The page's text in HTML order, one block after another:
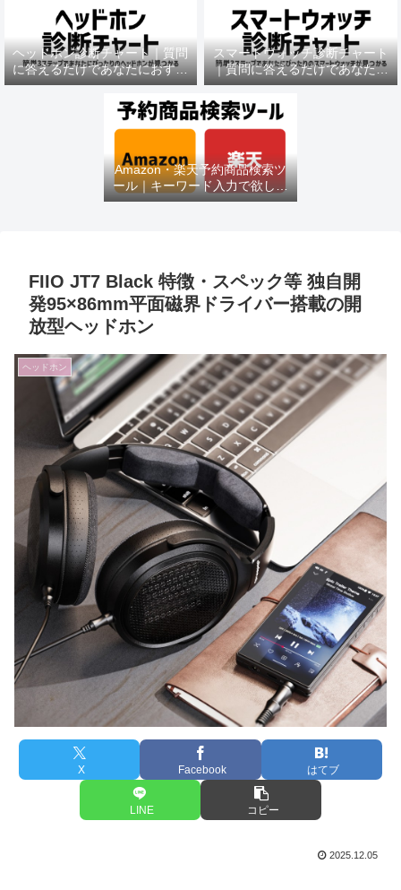
ヘッドホン診断チャート｜質問
に答えるだけであなたにおすす
めの機種がわかる
スマートウォッチ診断チャート
｜質問に答えるだけであなたに
おすすめの機種がわかる
Amazon・楽天予約商品検索ツ
ール｜キーワード入力で欲しい
商品を即チェック
FIIO JT7 Black 特徴・スペック等 独自開
発95×86mm平面磁界ドライバー搭載の開
放型ヘッドホン
ヘッドホン
X Facebook はてブ
LINE コピー
2025.12.05